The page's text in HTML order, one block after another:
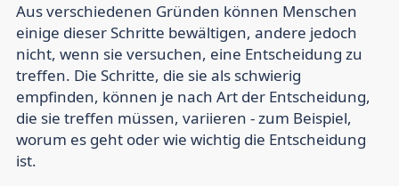
Aus verschiedenen Gründen können Menschen
einige dieser Schritte bewältigen, andere jedoch
nicht, wenn sie versuchen, eine Entscheidung zu
treffen. Die Schritte, die sie als schwierig
empfinden, können je nach Art der Entscheidung,
die sie treffen müssen, variieren - zum Beispiel,
worum es geht oder wie wichtig die Entscheidung
ist.